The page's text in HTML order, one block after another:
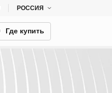
РОССИЯ
Где купить